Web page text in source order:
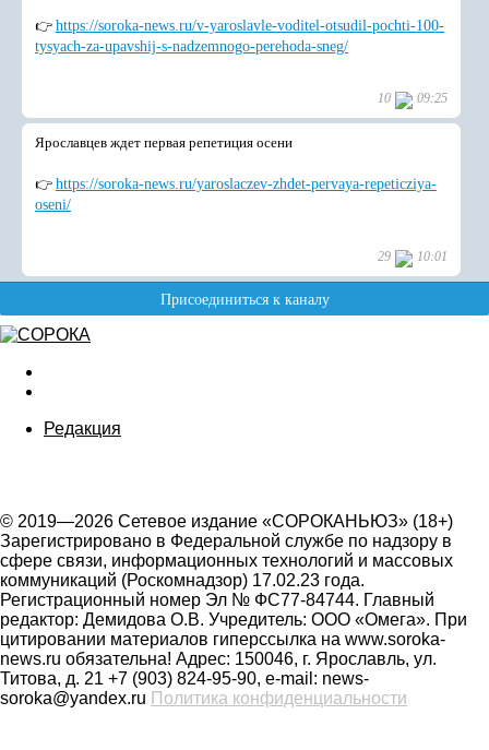
Редакция
© 2019—2026 Сетевое издание «СОРОКАНЬЮЗ» (18+)
Зарегистрировано в Федеральной службе по надзору в
сфере связи, информационных технологий и массовых
коммуникаций (Роскомнадзор) 17.02.23 года.
Регистрационный номер Эл № ФС77-84744. Главный
редактор: Демидова О.В. Учредитель: ООО «Омега». При
цитировании материалов гиперссылка на www.soroka-
news.ru обязательна! Адрес: 150046, г. Ярославль, ул.
Титова, д. 21 +7 (903) 824-95-90, e-mail: news-
soroka@yandex.ru Политика конфиденциальности